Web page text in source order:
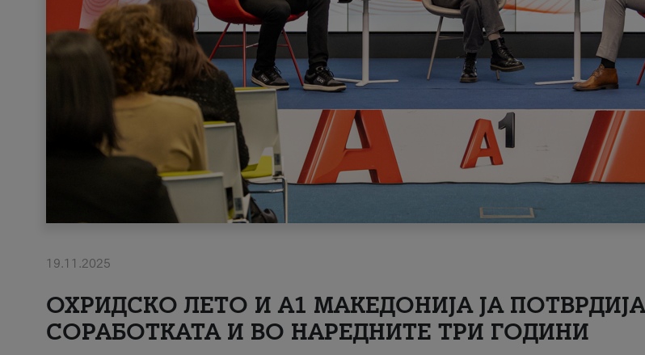
19.11.2025
ОХРИДСКО ЛЕТО И A1 МАКЕДОНИЈА ЈА ПОТВРДИЈА
СОРАБОТКАТА И ВО НАРЕДНИТЕ ТРИ ГОДИНИ